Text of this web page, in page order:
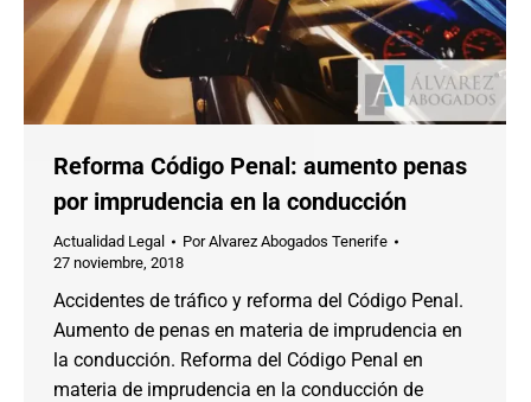
Reforma Código Penal: aumento penas
por imprudencia en la conducción
Actualidad Legal PorAlvarez Abogados Tenerife
27 noviembre, 2018
Accidentes de tráfico y reforma del Código Penal.
Aumento de penas en materia de imprudencia en
la conducción. Reforma del Código Penal en
materia de imprudencia en la conducción de